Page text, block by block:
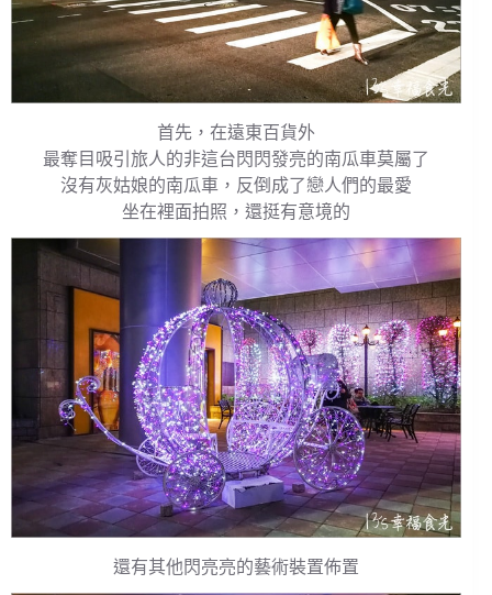
首先，在遠東百貨外
最奪目吸引旅人的非這台閃閃發亮的南瓜車莫屬了
沒有灰姑娘的南瓜車，反倒成了戀人們的最愛
坐在裡面拍照，還挺有意境的
還有其他閃亮亮的藝術裝置佈置